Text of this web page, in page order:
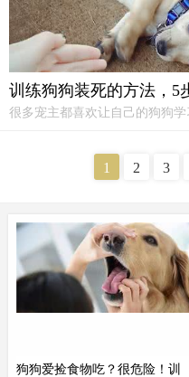
训练狗狗装死的方法，5
很多宠主都喜欢让自己的狗狗
5步搞定！增加互动时间首先你
才愿意听你的话。一开始可以
1 2 3
狗狗爱捡食物吃？很危险！训